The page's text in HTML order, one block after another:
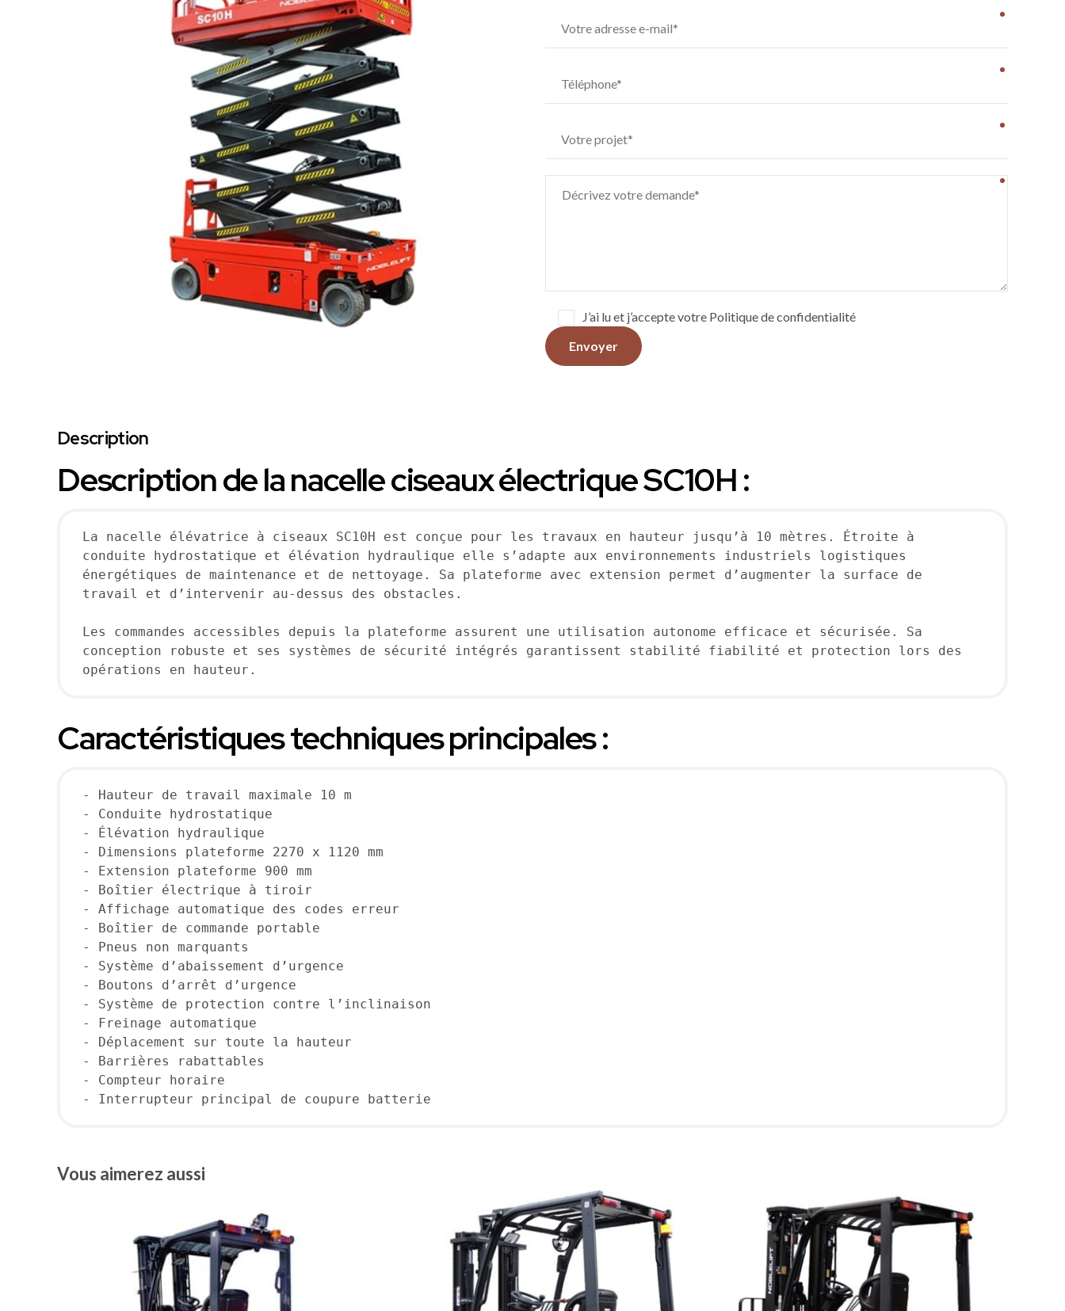
J’ai lu et j’accepte votre Politique de confidentialité
Description
Description de la nacelle ciseaux électrique SC10H :
La nacelle élévatrice à ciseaux SC10H est conçue pour les travaux en hauteur jusqu’à 10 mètres. Étroite à
conduite hydrostatique et élévation hydraulique elle s’adapte aux environnements industriels logistiques
énergétiques de maintenance et de nettoyage. Sa plateforme avec extension permet d’augmenter la surface de
travail et d’intervenir au-dessus des obstacles.
Les commandes accessibles depuis la plateforme assurent une utilisation autonome efficace et sécurisée. Sa
conception robuste et ses systèmes de sécurité intégrés garantissent stabilité fiabilité et protection lors des
opérations en hauteur.
Caractéristiques techniques principales :
- Hauteur de travail maximale 10 m
- Conduite hydrostatique
- Élévation hydraulique
- Dimensions plateforme 2270 x 1120 mm
- Extension plateforme 900 mm
- Boîtier électrique à tiroir
- Affichage automatique des codes erreur
- Boîtier de commande portable
- Pneus non marquants
- Système d’abaissement d’urgence
- Boutons d’arrêt d’urgence
- Système de protection contre l’inclinaison
- Freinage automatique
- Déplacement sur toute la hauteur
- Barrières rabattables
- Compteur horaire
- Interrupteur principal de coupure batterie
Vous aimerez aussi